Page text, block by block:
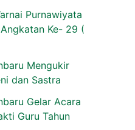
Purnawiyata
Ke- 29 (
Mengukir
dan Sastra
Gelar Acara
Guru Tahun